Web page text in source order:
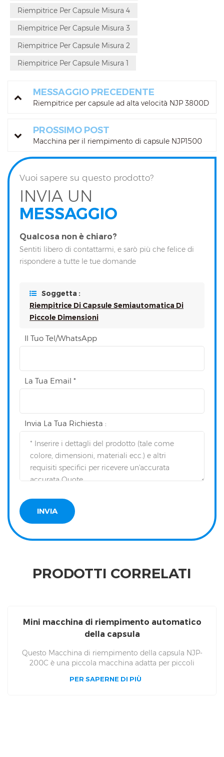
Riempitrice Per Capsule Misura 4
Riempitrice Per Capsule Misura 3
Riempitrice Per Capsule Misura 2
Riempitrice Per Capsule Misura 1
MESSAGGIO PRECEDENTE
Riempitrice per capsule ad alta velocità NJP 3800D
PROSSIMO POST
Macchina per il riempimento di capsule NJP1500
Vuoi sapere su questo prodotto?
INVIA UN
MESSAGGIO
Qualcosa non è chiaro?
Sentiti libero di contattarmi, e sarò più che felice di
rispondere a tutte le tue domande
Soggetta :
Riempitrice Di Capsule Semiautomatica Di
Piccole Dimensioni
Il Tuo Tel/WhatsApp
La Tua Email *
Invia La Tua Richiesta :
PRODOTTI CORRELATI
Mini macchina di riempimento automatico
della capsula
Questo Macchina di riempimento della capsula NJP-
200C è una piccola macchina adatta per piccoli
capsule. L'efficienza produttiva di NJPS 200c è quello di
PER SAPERNE DI PIÙ